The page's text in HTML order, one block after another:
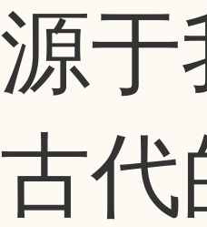
源于
古代